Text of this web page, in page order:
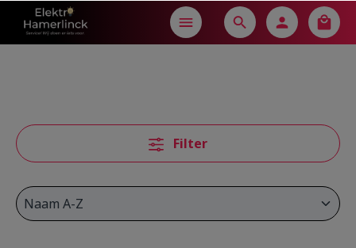
content
Filter